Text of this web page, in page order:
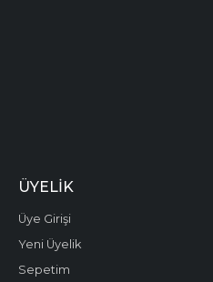
ÜYELIK
Üye Girişi
Yeni Üyelik
Sepetim